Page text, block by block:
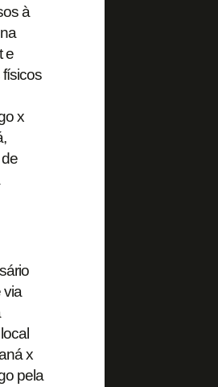
à
e
x
via
x
pela